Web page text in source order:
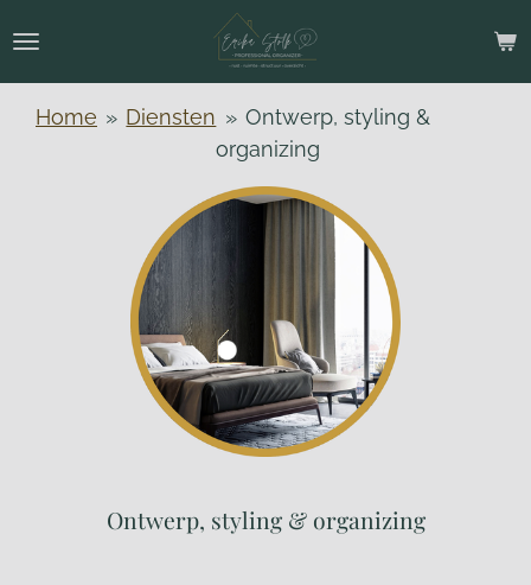
naar
Home » Diensten » Ontwerp, styling &
organizing
Ontwerp, styling & organizing